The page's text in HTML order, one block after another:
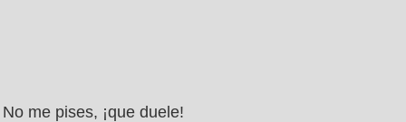
No me pises, ¡que duele!